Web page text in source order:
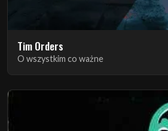
Tim Orders
O wszystkim co ważne